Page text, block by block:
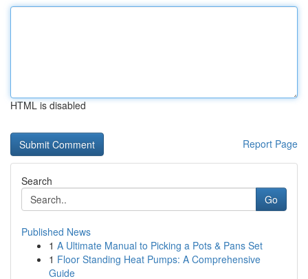
HTML is disabled
Report Page
Search
Go
Published News
1 A Ultimate Manual to Picking a Pots & Pans Set
1 Floor Standing Heat Pumps: A Comprehensive
Guide